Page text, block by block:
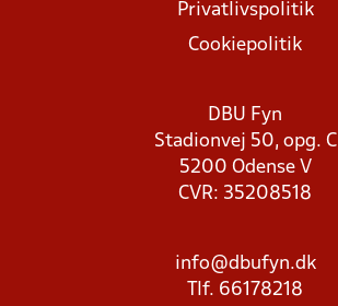
Privatlivspolitik
Cookiepolitik
DBU Fyn
Stadionvej 50, opg. C
5200 Odense V
CVR: 35208518
info@dbufyn.dk
Tlf. 66178218